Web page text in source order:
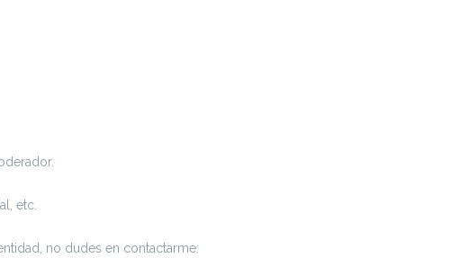
etc.
no dudes en contactarme: